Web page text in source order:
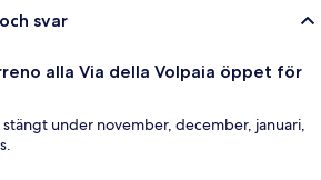
svar
alla Via della Volpaia öppet för
under november, december, januari,